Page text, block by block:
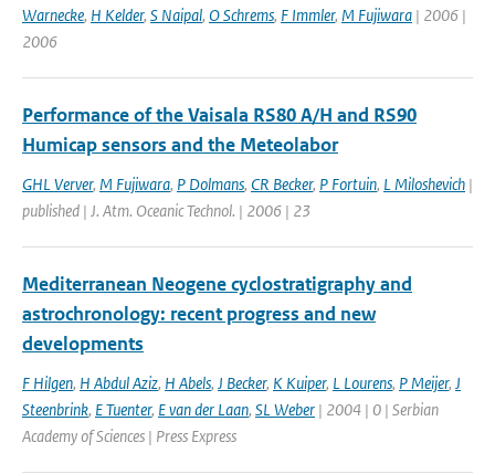
Warnecke, H Kelder, S Naipal, O Schrems, F Immler, M Fujiwara | 2006 |
2006
Performance of the Vaisala RS80 A/H and RS90
Humicap sensors and the Meteolabor
GHL Verver, M Fujiwara, P Dolmans, CR Becker, P Fortuin, L Miloshevich |
published | J. Atm. Oceanic Technol. | 2006 | 23
Mediterranean Neogene cyclostratigraphy and
astrochronology: recent progress and new
developments
F Hilgen, H Abdul Aziz, H Abels, J Becker, K Kuiper, L Lourens, P Meijer, J
Steenbrink, E Tuenter, E van der Laan, SL Weber | 2004 | 0 | Serbian
Academy of Sciences | Press Express